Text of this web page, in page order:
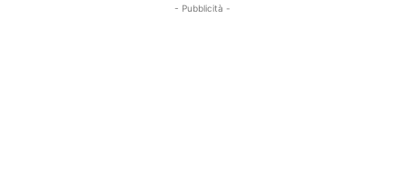
- Pubblicità -